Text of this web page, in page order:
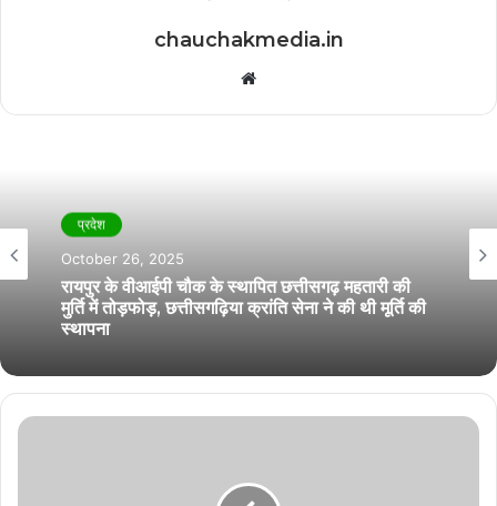
chauchakmedia.in
Website
प्रदेश
October 26, 2025
रायपुर के वीआईपी चौक के स्थापित छत्तीसगढ़ महतारी की
मुर्ति में तोड़फोड़, छत्तीसगढ़िया क्रांति सेना ने की थी मूर्ति की
स्थापना